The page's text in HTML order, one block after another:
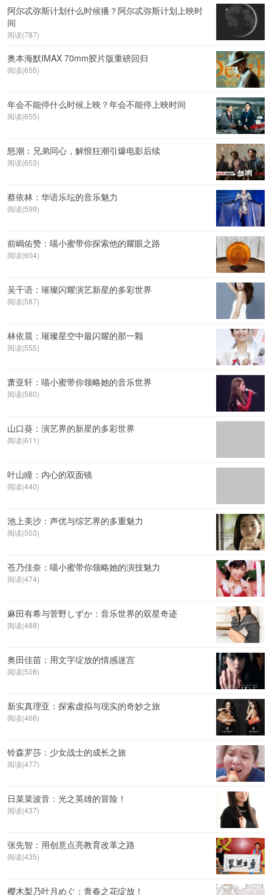
阿尔忒弥斯计划什么时候播？阿尔忒弥斯计划上映时
间
阅读(787)
奥本海默IMAX 70mm胶片版重磅回归
阅读(655)
年会不能停什么时候上映？年会不能停上映时间
阅读(655)
怒潮：兄弟同心，解恨狂潮引爆电影后续
阅读(653)
蔡依林：华语乐坛的音乐魅力
阅读(599)
前嶋佑赞：喵小蜜带你探索他的耀眼之路
阅读(604)
吴千语：璀璨闪耀演艺新星的多彩世界
阅读(587)
林依晨：璀璨星空中最闪耀的那一颗
阅读(555)
萧亚轩：喵小蜜带你领略她的音乐世界
阅读(580)
山口葵：演艺界的新星的多彩世界
阅读(611)
叶山瞳：内心的双面镜
阅读(440)
池上美沙：声优与综艺界的多重魅力
阅读(503)
苍乃佳奈：喵小蜜带你领略她的演技魅力
阅读(474)
麻田有希与菅野しずか：音乐世界的双星奇迹
阅读(488)
奥田佳苗：用文字绽放的情感迷宫
阅读(508)
新实真理亚：探索虚拟与现实的奇妙之旅
阅读(466)
铃森罗莎：少女战士的成长之旅
阅读(477)
日菜菜波音：光之英雄的冒险！
阅读(437)
张先智：用创意点亮教育改革之路
阅读(435)
樱木梨乃叶月めぐ：青春之花绽放！